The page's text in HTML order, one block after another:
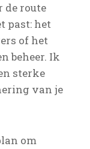
de route
past: het
of het
beheer. Ik
sterke
van je
om